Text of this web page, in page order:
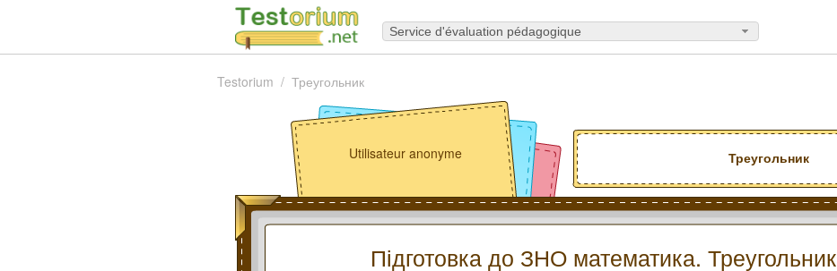
Service d'évaluation pédagogique
Testorium Треугольник
Треугольник
Utilisateur anonyme
Підготовка до ЗНО математика. Треугольник